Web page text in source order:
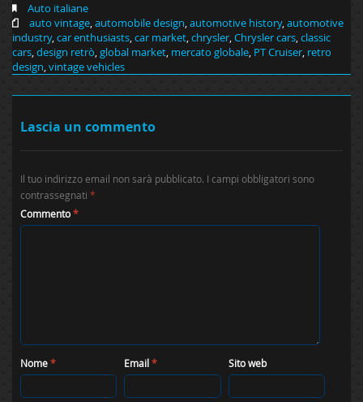
Auto italiane
auto vintage,automobile design,automotive history,automotive
industry,car enthusiasts,car market,chrysler,Chrysler cars,classic
cars,design retrò,global market, mercato globale, PT Cruiser, retro
design,vintage vehicles
Lascia un commento
Il tuo indirizzo email non sarà pubblicato. I campi obbligatori sono
contrassegnati *
Commento*
Nome* Email* Sito web